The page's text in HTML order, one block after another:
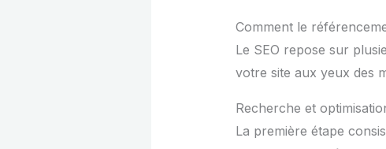
Comment le
Le SEO repose sur
votre site aux yeux des
Recherche et
La première étape